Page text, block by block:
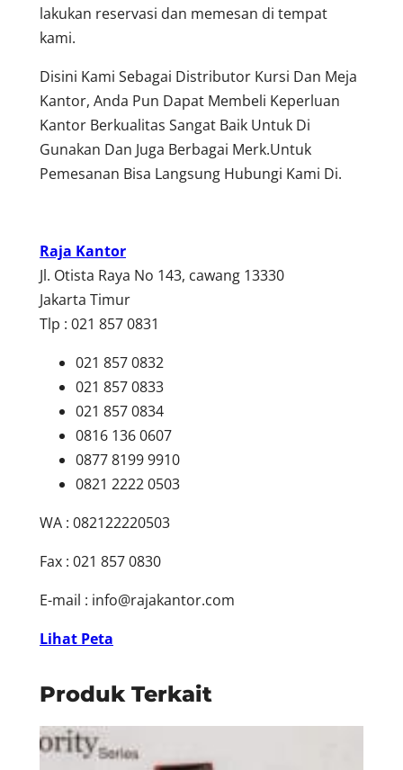
lakukan reservasi dan memesan di tempat
kami.
Disini Kami Sebagai Distributor Kursi Dan Meja
Kantor, Anda Pun Dapat Membeli Keperluan
Kantor Berkualitas Sangat Baik Untuk Di
Gunakan Dan Juga Berbagai Merk.Untuk
Pemesanan Bisa Langsung Hubungi Kami Di.
Raja Kantor
Jl. Otista Raya No 143, cawang 13330
Jakarta Timur
Tlp : 021 857 0831
021 857 0832
021 857 0833
021 857 0834
0816 136 0607
0877 8199 9910
0821 2222 0503
WA : 082122220503
Fax : 021 857 0830
E-mail : info@rajakantor.com
Lihat Peta
Produk Terkait